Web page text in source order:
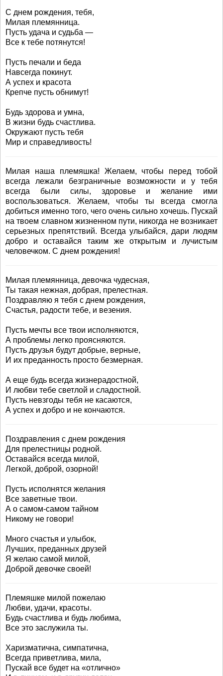
С днем рождения, тебя,
Милая племянница.
Пусть удача и судьба —
Все к тебе потянутся!
Пусть печали и беда
Навсегда покинут.
А успех и красота
Крепче пусть обнимут!
Будь здорова и умна,
В жизни будь счастлива.
Окружают пусть тебя
Мир и справедливость!
Милая наша племяшка! Желаем, чтобы перед тобой
всегда лежали безграничные возможности и у тебя
всегда были силы, здоровье и желание ими
воспользоваться. Желаем, чтобы ты всегда смогла
добиться именно того, чего очень сильно хочешь. Пускай
на твоем славном жизненном пути, никогда не возникает
серьезных препятствий. Всегда улыбайся, дари людям
добро и оставайся таким же открытым и лучистым
человечком. С днем рождения!
Милая племянница, девочка чудесная,
Ты такая нежная, добрая, прелестная.
Поздравляю я тебя с днем рождения,
Счастья, радости тебе, и везения.
Пусть мечты все твои исполняются,
А проблемы легко проясняются.
Пусть друзья будут добрые, верные,
И их преданность просто безмерная.
А еще будь всегда жизнерадостной,
И любви тебе светлой и сладостной.
Пусть невзгоды тебя не касаются,
А успех и добро и не кончаются.
Поздравления с днем рождения
Для прелестницы родной.
Оставайся всегда милой,
Легкой, доброй, озорной!
Пусть исполнятся желания
Все заветные твои.
А о самом-самом тайном
Никому не говори!
Много счастья и улыбок,
Лучших, преданных друзей
Я желаю самой милой,
Доброй девочке своей!
Племяшке милой пожелаю
Любви, удачи, красоты.
Будь счастлива и будь любима,
Все это заслужила ты.
Харизматична, симпатична,
Всегда приветлива, мила,
Пускай все будет на «отлично»